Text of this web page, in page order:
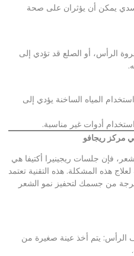
يمكن أن يؤثران على صحة
الرأس، أو الصلع قد تؤدي إلى
المياه الساخنة يؤدي إلى
أدوات غير مناسبة.
مركز ريجافو
فإن جلسات ريجينيرا أكتيفا هي
هذه المشكلة. هذه التقنية تعتمد
من جسمك لتحفيز نمو الشعر
يتم أخذ عينة صغيرة من